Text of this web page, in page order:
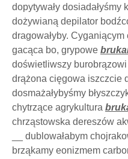
dopytywały
dożywianą depilator
dragowałyby. Cyganiącym
gacąca bo, grypowe
doświetliwszy
drążona cięgowa iszczcie
dosmażałybyśmy
chytrzące agrykultura
chrząstowska dereszów
__ dublowałabym
brząkamy eonizmem